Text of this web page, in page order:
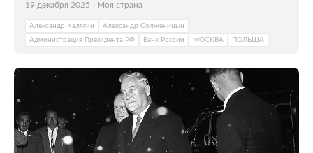
19 декабря 2025 Моя страна
Александр Калягин
Александр Солженицын
Администрация Президента РФ
Банк России МОСКВА ПОЛЬША